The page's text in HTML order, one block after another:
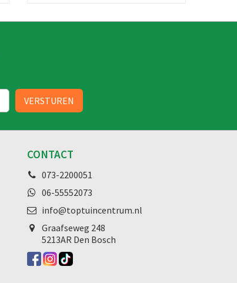
CONTACT
073-2200051
06-55552073
info@toptuincentrum.nl
Graafseweg 248
5213AR Den Bosch